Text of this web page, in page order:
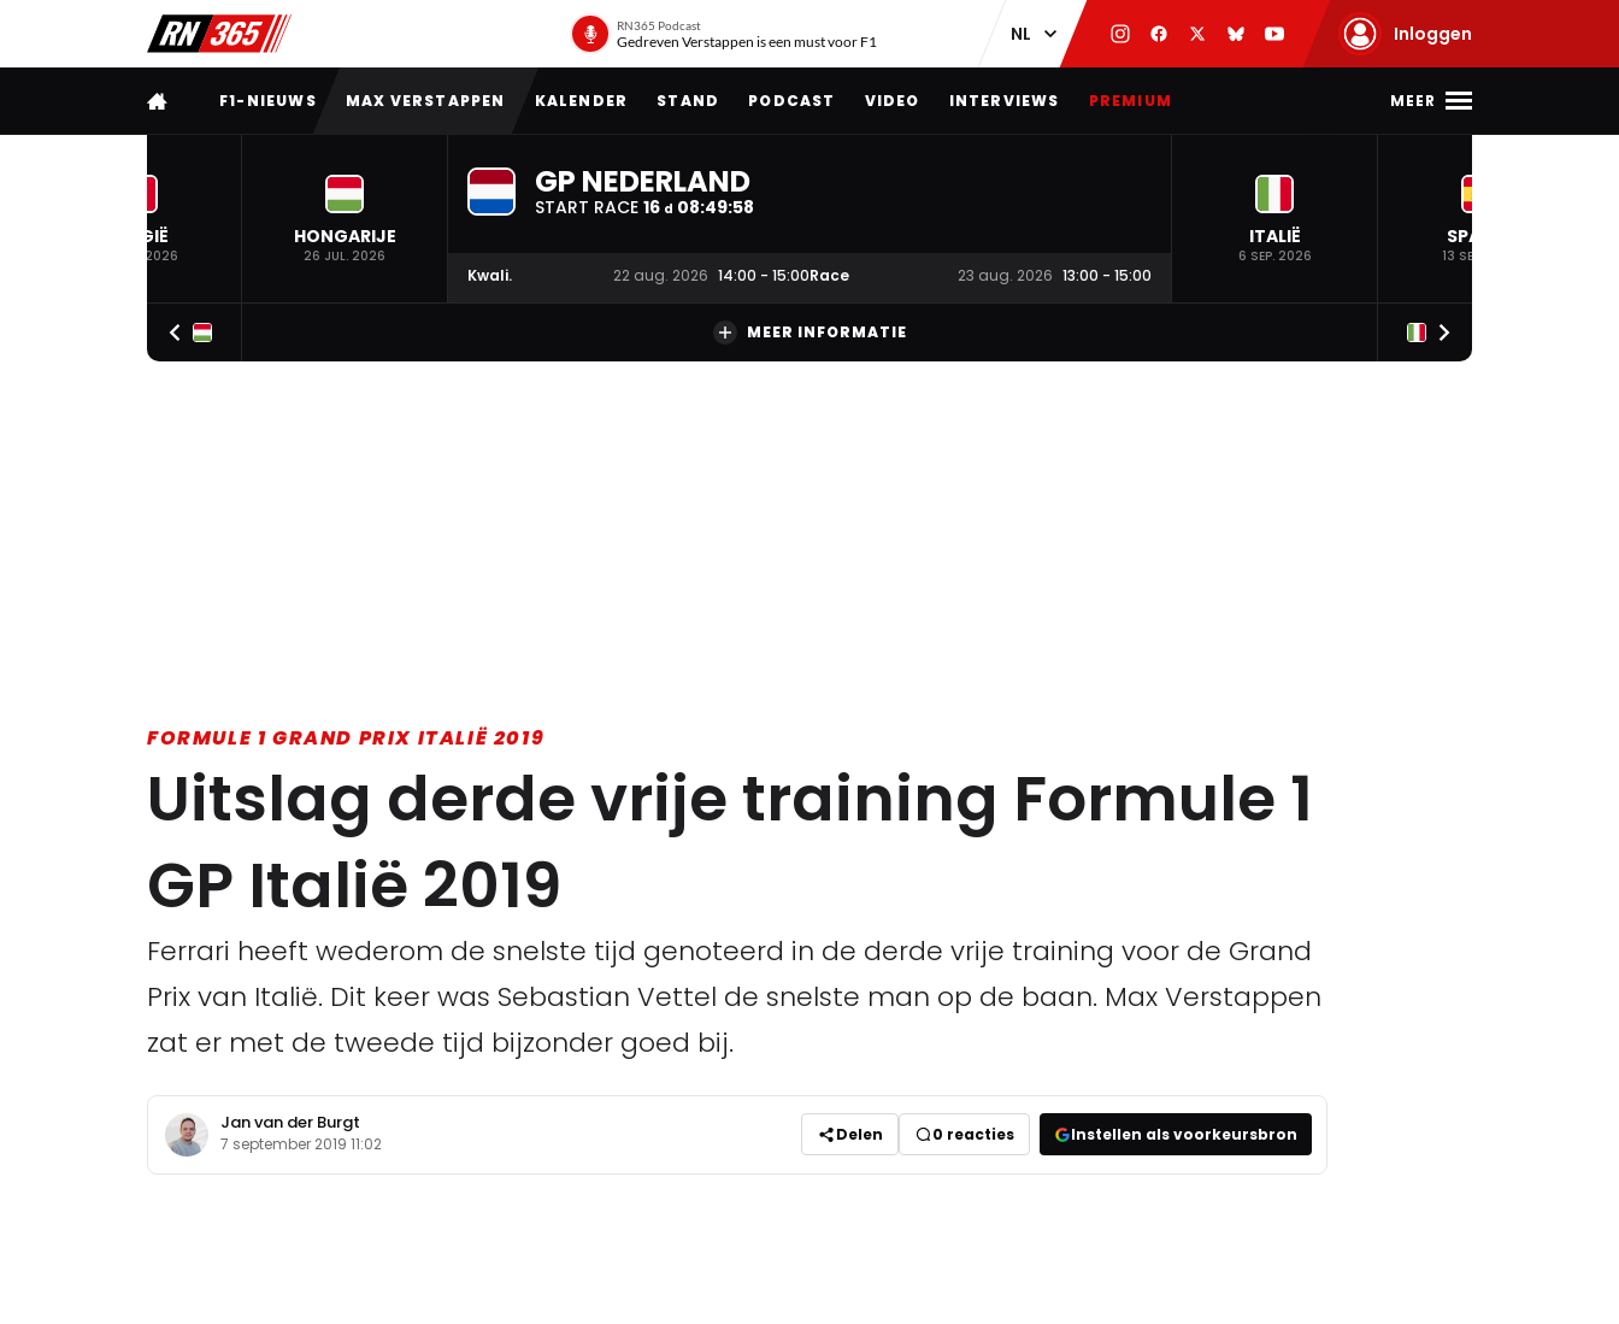
RN365 Podcast
Gedreven Verstappen is een must voor F1 Inloggen
VOLLEDIG MENU
F1-NIEUWS MAX VERSTAPPEN KALENDER STAND PODCAST VIDEO INTERVIEWS PREMIUM MEER
BELGIË
19 JUL. 2026
HONGARIJE
26 JUL. 2026
GP NEDERLAND
START RACE 16 d 08:49:57
Kwali. 22 aug. 2026 14:00 - 15:00Race 23 aug. 2026 13:00 - 15:00
ITALIË
6 SEP. 2026
SPANJE
13 SEP. 2026
MEER INFORMATIE
FORMULE 1 GRAND PRIX ITALIË 2019
Uitslag derde vrije training Formule 1
GP Italië 2019
Ferrari heeft wederom de snelste tijd genoteerd in de derde vrije training voor de Grand
Prix van Italië. Dit keer was Sebastian Vettel de snelste man op de baan. Max Verstappen
zat er met de tweede tijd bijzonder goed bij.
Jan van der Burgt
7 september 2019 11:02 Delen 0 reacties Instellen als voorkeursbron